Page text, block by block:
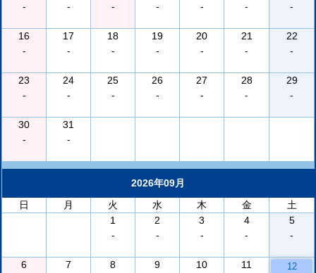
-
-
-
-
-
-
-
16
-
17
-
18
-
19
-
20
-
21
-
22
-
23
-
24
-
25
-
26
-
27
-
28
-
29
-
30
-
31
-
2026年09月
日
月 火 水 木 金
土
1
-
2
-
3
-
4
-
5
-
6
7
8
9
10
11
12